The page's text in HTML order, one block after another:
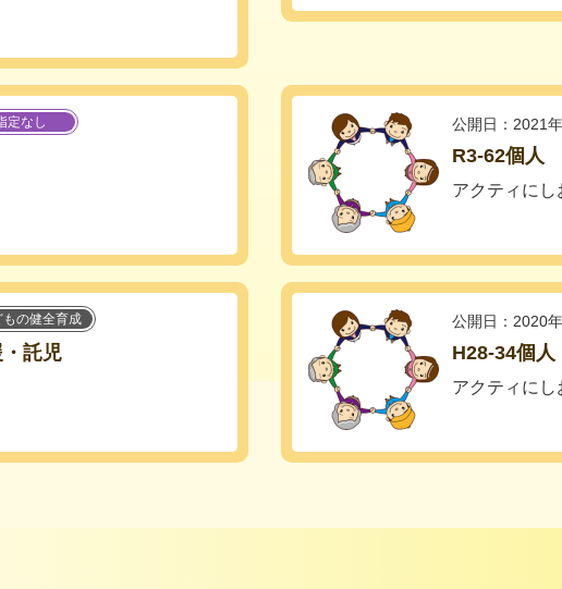
定なし 公開日：2021
R3-62個人
アクティにし
もの健全育成
託児
公開日：2020
H28-34個人
アクティにし